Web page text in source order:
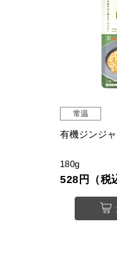
常温
有機ジンジ
180g
528円（税